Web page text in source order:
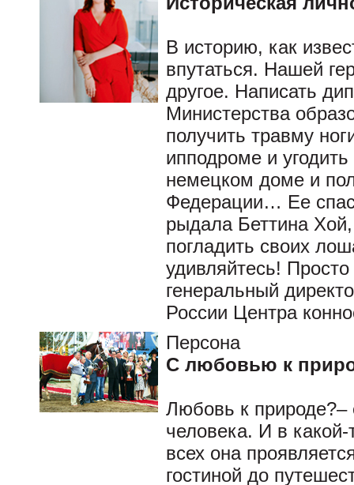
В историю, как
впутаться. Нашей
другое. Написать
Министерства
получить травму
ипподроме и
немецком доме и
Федерации… Ее
рыдала Беттина
погладить своих
удивляйтесь!
генеральный
России Центра
Персона
С любовью к
Любовь к природе?–
человека. И в
всех она
гостиной до